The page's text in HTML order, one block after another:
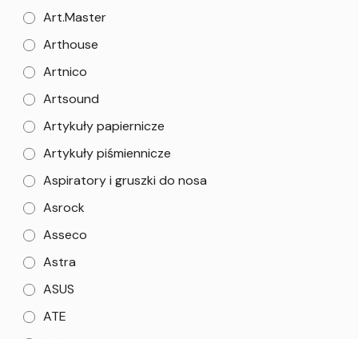
Art.Master
Arthouse
Artnico
Artsound
Artykuły papiernicze
Artykuły piśmiennicze
Aspiratory i gruszki do nosa
Asrock
Asseco
Astra
ASUS
ATE